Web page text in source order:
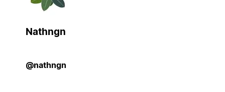
Nathngn
@nathngn